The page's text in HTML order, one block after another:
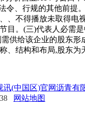
令、行规的其他前提
、不得播放未取得电
目。(三)代表人必需
供给该企业的股东形
、结构和布局,股东为
讯(中国区)官网沥青有
网站地图